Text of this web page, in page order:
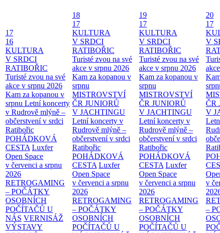
17
16
KULTURA
V SRDCI
RATIBOŘIC
Turisté zvou na své
akce v srpnu 2026
Kam za kopanou v
srpnu Letní koncerty
v Rudrově mlýně –
občerstvení v srdci
Ratibořic
POHÁDKOVÁ
CESTA Luxfer
Open Space
v červenci a srpnu
2026
RETROGAMING
– POČÁTKY
OSOBNÍCH
POČÍTAČŮ U
NÁS VERNISÁŽ
VÝSTAVY
18
17
KULTURA
V SRDCI
RATIBOŘIC
Turisté zvou na své
akce v srpnu 2026
Kam za kopanou v
srpnu
MISTROVSTVÍ
ČR JUNIORŮ
V JACHTINGU
Letní koncerty v
Rudrově mlýně –
občerstvení v srdci
Ratibořic
POHÁDKOVÁ
CESTA Luxfer
Open Space
v červenci a srpnu
2026
RETROGAMING
– POČÁTKY
OSOBNÍCH
POČÍTAČŮ U
19
17
KULTURA
V SRDCI
RATIBOŘIC
Turisté zvou na své
akce v srpnu 2026
Kam za kopanou v
srpnu
MISTROVSTVÍ
ČR JUNIORŮ
V JACHTINGU
Letní koncerty v
Rudrově mlýně –
občerstvení v srdci
Ratibořic
POHÁDKOVÁ
CESTA Luxfer
Open Space
v červenci a srpnu
2026
RETROGAMING
– POČÁTKY
OSOBNÍCH
POČÍTAČŮ U
20
17
V
ČR
V
v
–